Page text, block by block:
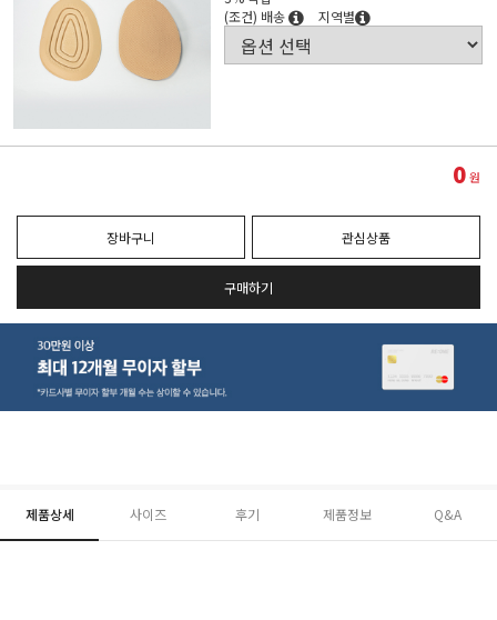
(조건) 배송
지역별
0원
장바구니 관심상품
구매하기
제품상세 사이즈 후기 제품정보 Q&A